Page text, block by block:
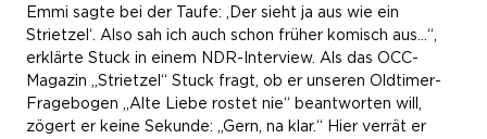
Emmi sagte bei der Taufe: ,Der sieht ja aus wie ein
Strietzel‘. Also sah ich auch schon früher komisch aus…“,
erklärte Stuck in einem NDR-Interview. Als das OCC-
Magazin „Strietzel“ Stuck fragt, ob er unseren Oldtimer-
Fragebogen „Alte Liebe rostet nie“ beantworten will,
zögert er keine Sekunde: „Gern, na klar.“ Hier verrät er